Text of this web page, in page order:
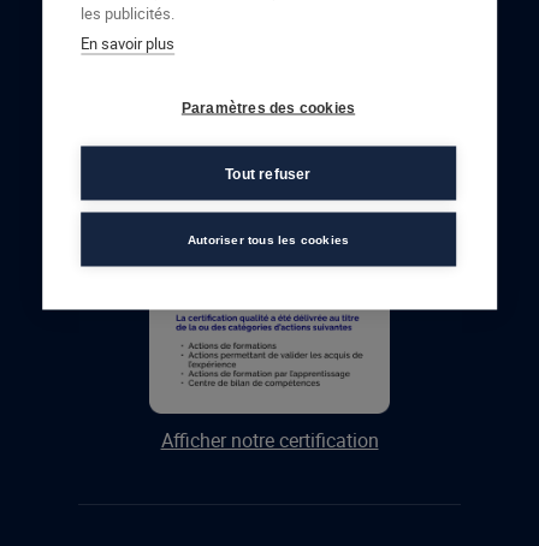
Afficher notre certification
les publicités.
En savoir plus
Paramètres des cookies
Tout refuser
Autoriser tous les cookies